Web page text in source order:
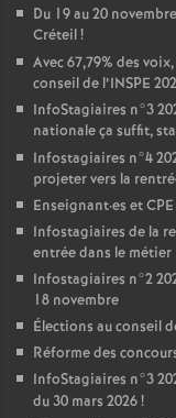
Du 19 au 20
Créteil!
Avec 67,79% des voix,
conseil de l’INSPE
InfoStagiaires n°3
nationale ça suffit,
Infostagiaires n°4
projeter vers la
Enseignant·es etCPE
Infostagiaires de la
entrée dans le métier
Infostagiaires n°2
18 novembre
Élections au conseil
Réforme des
InfoStagiaires n°3
du 30 mars 2026!